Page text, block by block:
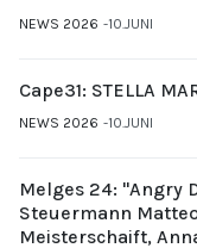
Gubi (UYCMo)
NEWS 2026 10.JUNI
Cape31: STELLA
NEWS 2026 10.JUNI
Melges 24: "Angry
Steuermann
Meisterschaift,